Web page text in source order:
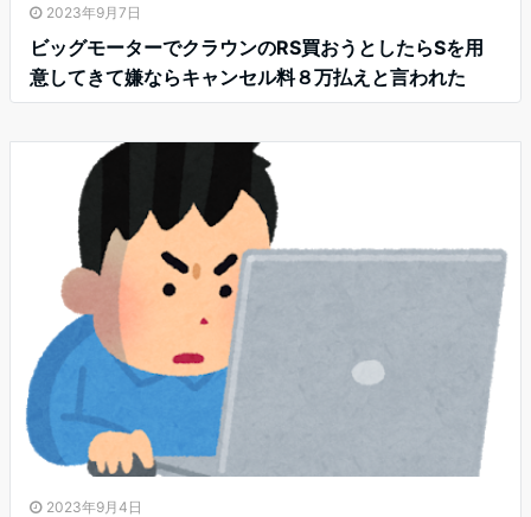
2023年9月7日
ビッグモーターでクラウンのRS買おうとしたらSを用
意してきて嫌ならキャンセル料８万払えと言われた
2023年9月4日